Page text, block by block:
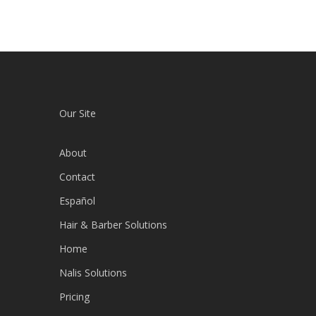
Our Site
About
Contact
Español
Hair & Barber Solutions
Home
Nalis Solutions
Pricing